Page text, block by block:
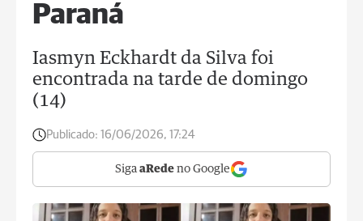
Paraná
Iasmyn Eckhardt da Silva foi
encontrada na tarde de domingo
(14)
Publicado: 16/06/2026, 17:24
Siga aRede no Google